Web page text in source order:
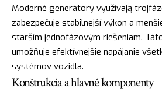
Moderné generátory využívają
zabezpečuje stabilnejší výkon a
starším jednofázovým riešeniam.
umožňuje efektívnejšie napájanie
systémov vozidla.
Konštrukcia a hlavné komponenty